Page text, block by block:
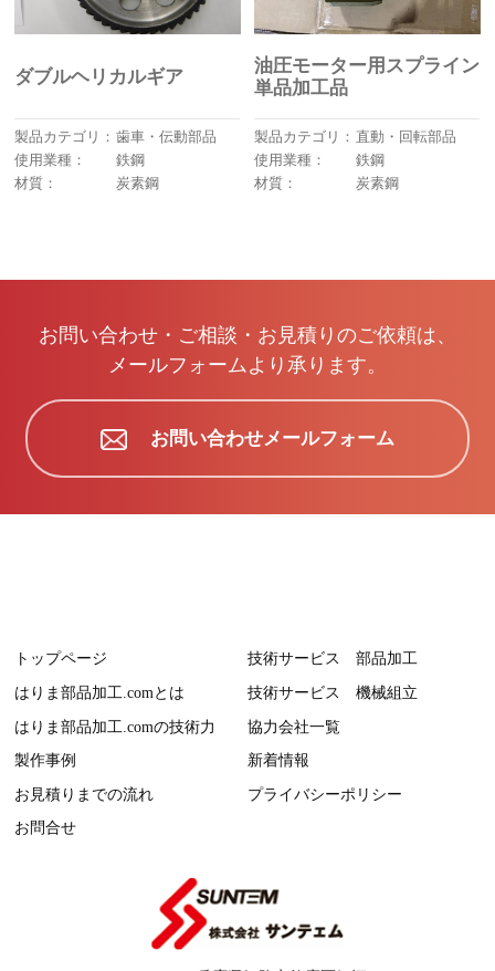
ダブルヘリカルギア
製品カテゴリ： 歯車・伝動部品
使用業種：
鉄鋼
材質：
炭素鋼
油圧モーター用スプライン
単品加工品
製品カテゴリ： 直動・回転部品
使用業種：
鉄鋼
材質：
炭素鋼
お問い合わせ・ご相談・お見積りのご依頼は、
メールフォームより承ります。
お問い合わせメールフォーム
トップページ
はりま部品加工.comとは
はりま部品加工.comの技術力
製作事例
技術サービス 部品加工
技術サービス 機械組立
協力会社一覧
新着情報
お見積りまでの流れ
プライバシーポリシー
お問合せ